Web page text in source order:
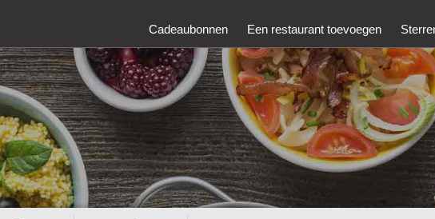
Cadeaubonnen Een restaurant toevoegen